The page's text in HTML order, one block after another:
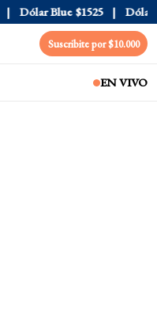
Blue $1525 Dólar CCL
Suscribite por $10.000
EN VIVO